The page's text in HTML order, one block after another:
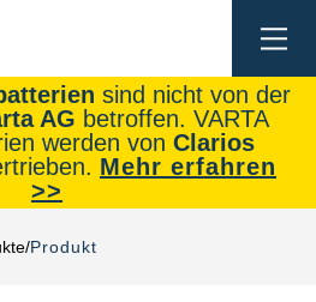
sind nicht von der
AG betroffen. VARTA
werden von Clarios
Mehr erfahren
>>
Produkt